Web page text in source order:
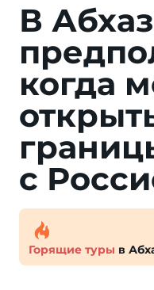
В
когда
с
Горящие туры в